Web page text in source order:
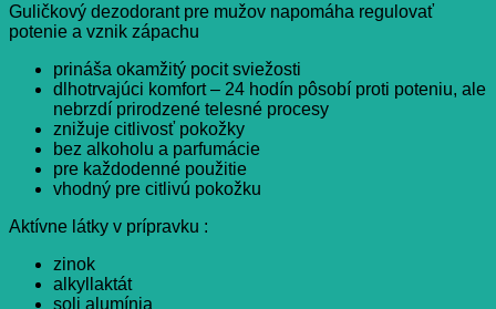
Guličkový dezodorant pre mužov napomáha regulovať
potenie a vznik zápachu
prináša okamžitý pocit sviežosti
dlhotrvajúci komfort – 24 hodín pôsobí proti poteniu, ale
nebrzdí prirodzené telesné procesy
znižuje citlivosť pokožky
bez alkoholu a parfumácie
pre každodenné použitie
vhodný pre citlivú pokožku
Aktívne látky v prípravku :
zinok
alkyllaktát
soli alumínia